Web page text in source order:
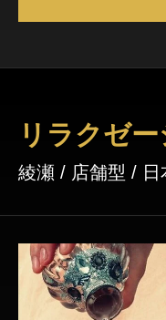
リラクゼ
綾瀬 / 店舗型 / 日